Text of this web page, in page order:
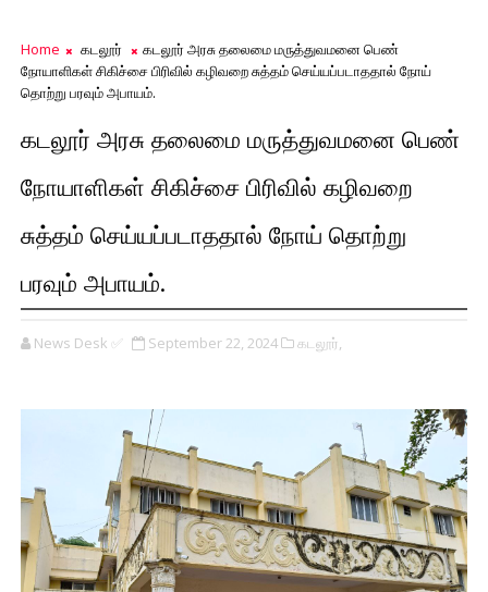
Home கடலூர்
கடலூர் அரசு தலைமை மருத்துவமனை பெண்
நோயாளிகள் சிகிச்சை பிரிவில் கழிவறை சுத்தம் செய்யப்படாததால் நோய்
தொற்று பரவும் அபாயம்.
கடலூர் அரசு தலைமை மருத்துவமனை பெண்
நோயாளிகள் சிகிச்சை பிரிவில் கழிவறை
சுத்தம் செய்யப்படாததால் நோய் தொற்று
பரவும் அபாயம்.
News Desk ✅ September 22, 2024 கடலூர்,